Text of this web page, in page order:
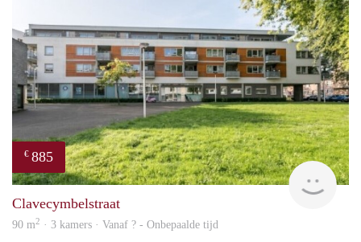
€ 885
Clavecymbelstraat
90 m2 · 3 kamers · Vanaf ? - Onbepaalde tijd